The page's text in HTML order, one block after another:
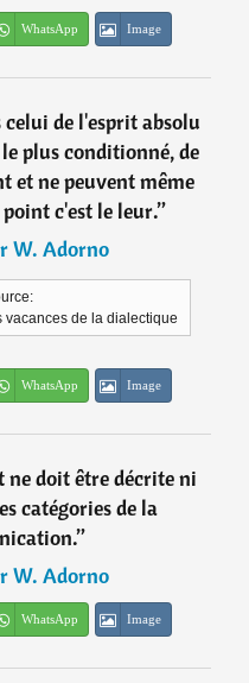
WhatsApp Image
celui de l'esprit absolu
plus conditionné, de
et ne peuvent même
c'est le leur.”
W. Adorno
vacances de la dialectique
WhatsApp Image
doit être décrite ni
catégories de la
”
W. Adorno
WhatsApp Image